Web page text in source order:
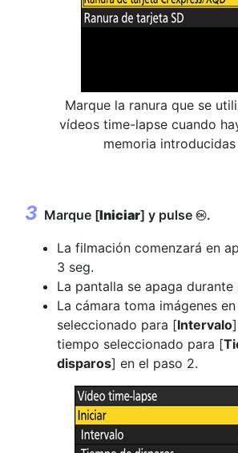
Marque la ranura que se
vídeos time-lapse cuando
memoria
Marque [Iniciar] y pulse J.
La filmación comenzará en
3 seg.
La pantalla se apaga durante
La cámara toma imágenes
seleccionado para [Intervalo
tiempo seleccionado para [
disparos] en el paso 2.